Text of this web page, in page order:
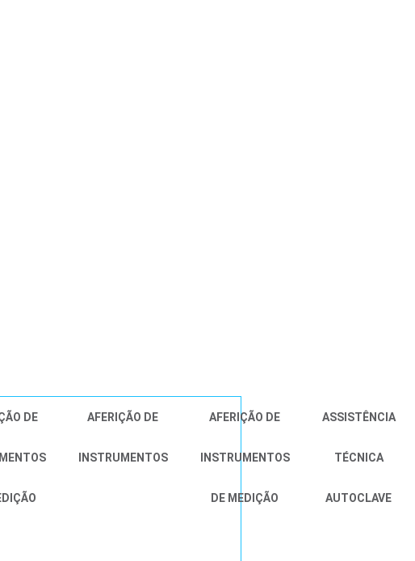
DE AFERIÇÃO DE
INSTRUMENTOS
AFERIÇÃO DE
INSTRUMENTOS
DE MEDIÇÃO
ASSISTÊNCIA
TÉCNICA
AUTOCLAVE